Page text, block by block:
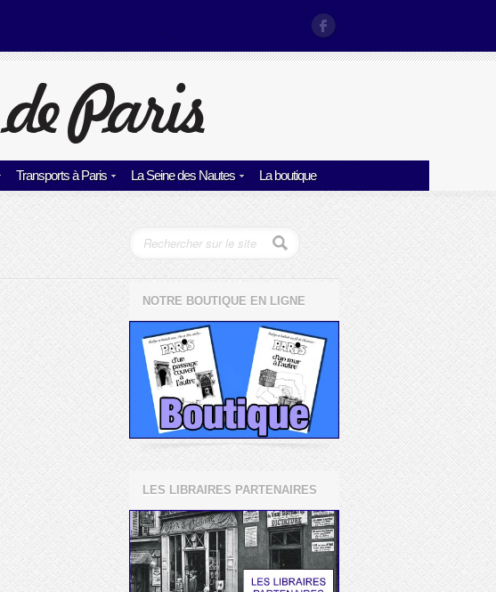
Transports à Paris La Seine des Nautes La boutique
NOTRE BOUTIQUE EN LIGNE
LES LIBRAIRES PARTENAIRES